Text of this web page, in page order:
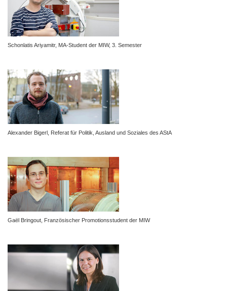
Schonlatis Ariyamitr, MA-Student der MIW, 3. Semester
Alexander Bigerl, Referat für Politik, Ausland und Soziales des AStA
Gaël Bringout, Französischer Promotionsstudent der MIW